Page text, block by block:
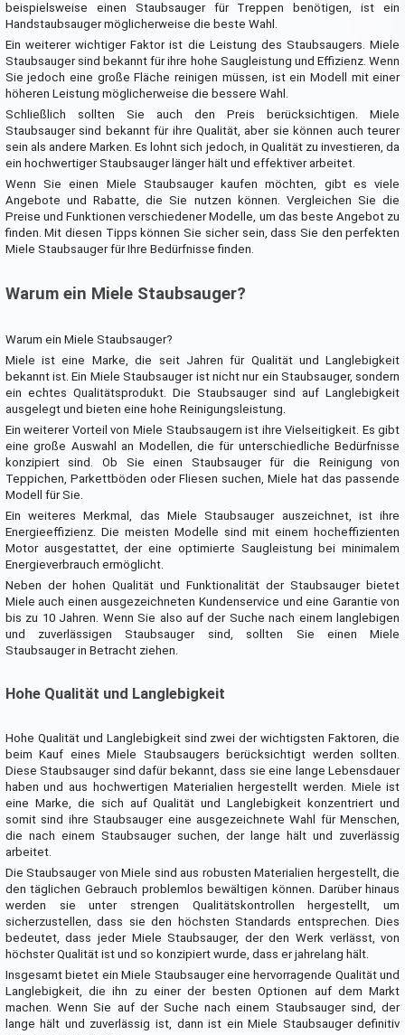
beispielsweise einen Staubsauger für Treppen benötigen, ist ein
Handstaubsauger möglicherweise die beste Wahl.
Ein weiterer wichtiger Faktor ist die Leistung des Staubsaugers. Miele
Staubsauger sind bekannt für ihre hohe Saugleistung und Effizienz. Wenn
Sie jedoch eine große Fläche reinigen müssen, ist ein Modell mit einer
höheren Leistung möglicherweise die bessere Wahl.
Schließlich sollten Sie auch den Preis berücksichtigen. Miele
Staubsauger sind bekannt für ihre Qualität, aber sie können auch teurer
sein als andere Marken. Es lohnt sich jedoch, in Qualität zu investieren, da
ein hochwertiger Staubsauger länger hält und effektiver arbeitet.
Wenn Sie einen Miele Staubsauger kaufen möchten, gibt es viele
Angebote und Rabatte, die Sie nutzen können. Vergleichen Sie die
Preise und Funktionen verschiedener Modelle, um das beste Angebot zu
finden. Mit diesen Tipps können Sie sicher sein, dass Sie den perfekten
Miele Staubsauger für Ihre Bedürfnisse finden.
Warum ein Miele Staubsauger?
Warum ein Miele Staubsauger?
Miele ist eine Marke, die seit Jahren für Qualität und Langlebigkeit
bekannt ist. Ein Miele Staubsauger ist nicht nur ein Staubsauger, sondern
ein echtes Qualitätsprodukt. Die Staubsauger sind auf Langlebigkeit
ausgelegt und bieten eine hohe Reinigungsleistung.
Ein weiterer Vorteil von Miele Staubsaugern ist ihre Vielseitigkeit. Es gibt
eine große Auswahl an Modellen, die für unterschiedliche Bedürfnisse
konzipiert sind. Ob Sie einen Staubsauger für die Reinigung von
Teppichen, Parkettböden oder Fliesen suchen, Miele hat das passende
Modell für Sie.
Ein weiteres Merkmal, das Miele Staubsauger auszeichnet, ist ihre
Energieeffizienz. Die meisten Modelle sind mit einem hocheffizienten
Motor ausgestattet, der eine optimierte Saugleistung bei minimalem
Energieverbrauch ermöglicht.
Neben der hohen Qualität und Funktionalität der Staubsauger bietet
Miele auch einen ausgezeichneten Kundenservice und eine Garantie von
bis zu 10 Jahren. Wenn Sie also auf der Suche nach einem langlebigen
und zuverlässigen Staubsauger sind, sollten Sie einen Miele
Staubsauger in Betracht ziehen.
Hohe Qualität und Langlebigkeit
Hohe Qualität und Langlebigkeit sind zwei der wichtigsten Faktoren, die
beim Kauf eines Miele Staubsaugers berücksichtigt werden sollten.
Diese Staubsauger sind dafür bekannt, dass sie eine lange Lebensdauer
haben und aus hochwertigen Materialien hergestellt werden. Miele ist
eine Marke, die sich auf Qualität und Langlebigkeit konzentriert und
somit sind ihre Staubsauger eine ausgezeichnete Wahl für Menschen,
die nach einem Staubsauger suchen, der lange hält und zuverlässig
arbeitet.
Die Staubsauger von Miele sind aus robusten Materialien hergestellt, die
den täglichen Gebrauch problemlos bewältigen können. Darüber hinaus
werden sie unter strengen Qualitätskontrollen hergestellt, um
sicherzustellen, dass sie den höchsten Standards entsprechen. Dies
bedeutet, dass jeder Miele Staubsauger, der den Werk verlässt, von
höchster Qualität ist und so konzipiert wurde, dass er jahrelang hält.
Insgesamt bietet ein Miele Staubsauger eine hervorragende Qualität und
Langlebigkeit, die ihn zu einer der besten Optionen auf dem Markt
machen. Wenn Sie auf der Suche nach einem Staubsauger sind, der
lange hält und zuverlässig ist, dann ist ein Miele Staubsauger definitiv